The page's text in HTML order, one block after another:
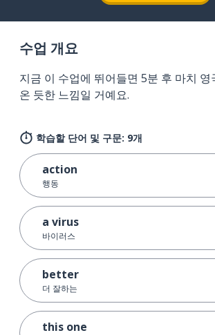
수업 개요
지금 이 수업에 뛰어들면 5분 후 마치 영
온 듯한 느낌일 거예요.
학습할 단어 및 구문: 9개
action
행동
a virus
바이러스
better
더 잘하는
this one